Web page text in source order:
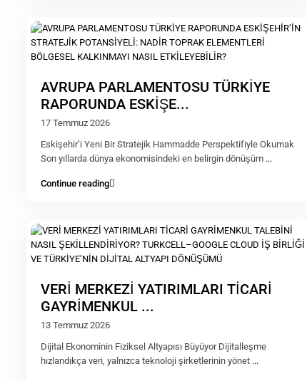
AVRUPA PARLAMENTOSU TÜRKİYE
RAPORUNDA ESKİŞE...
17 Temmuz 2026
Eskişehir’i Yeni Bir Stratejik Hammadde Perspektifiyle Okumak
Son yıllarda dünya ekonomisindeki en belirgin dönüşüm ...
Continue reading
VERİ MERKEZİ YATIRIMLARI TİCARİ
GAYRİMENKUL ...
13 Temmuz 2026
Dijital Ekonominin Fiziksel Altyapısı Büyüyor Dijitalleşme
hızlandıkça veri, yalnızca teknoloji şirketlerinin yönet ...